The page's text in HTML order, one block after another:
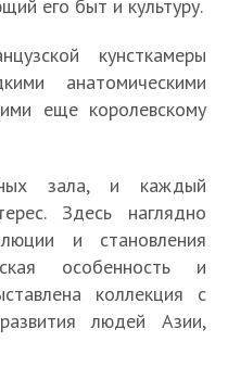
его быт и культуру.
кунсткамеры
анатомическими
еще королевскому
зала, и каждый
Здесь наглядно
и становления
особенность и
коллекция с
людей Азии,